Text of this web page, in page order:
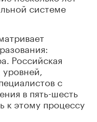
системе
Российская
с
в пять-шесть
к этому процессу